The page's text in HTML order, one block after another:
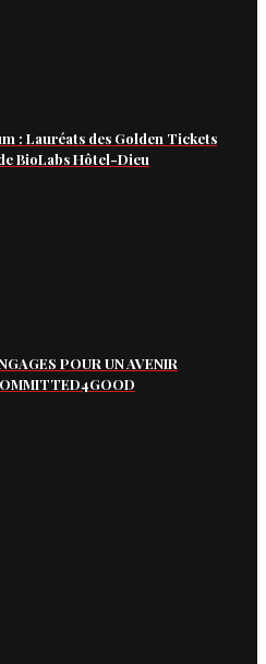
: Lauréats des Golden Tickets
BioLabs Hôtel-Dieu
POUR UN AVENIR